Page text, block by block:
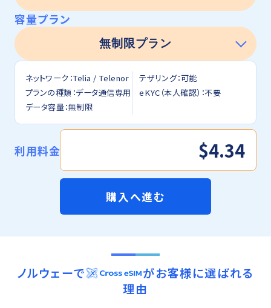
容量プラン
ネットワーク：Telia / Telenor
プランの種類：データ通信専用
データ容量：無制限
テザリング：可能
eKYC（本人確認）：不要
利用料金 $4.34
購入へ進む
ノルウェーで
がお客様に選ばれる
理由